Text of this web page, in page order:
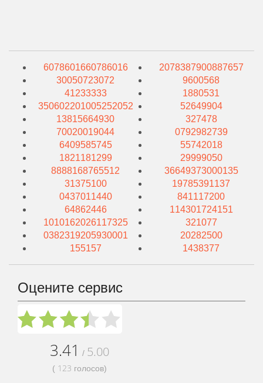
6078601660786016
30050723072
41233333
350602201005252052
13815664930
70020019044
6409585745
1821181299
8888168765512
31375100
0437011440
64862446
1010162026117325
0382319205930001
155157
2078387900887657
9600568
1880531
52649904
327478
0792982739
55742018
29999050
36649373000135
19785391137
841117200
114301724151
321077
20282500
1438377
Оцените сервис
3.41 / 5.00
( 123 голосов)